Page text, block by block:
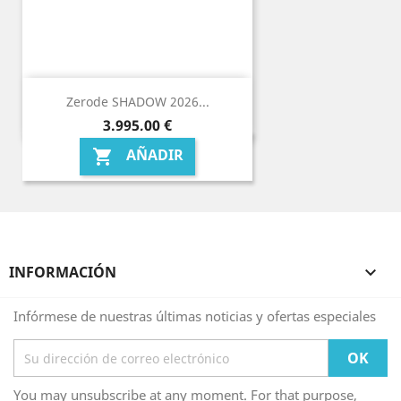
Zerode SHADOW 2026...
Precio
3.995,00 €
 AÑADIR
INFORMACIÓN 
Infórmese de nuestras últimas noticias y ofertas especiales
You may unsubscribe at any moment. For that purpose,